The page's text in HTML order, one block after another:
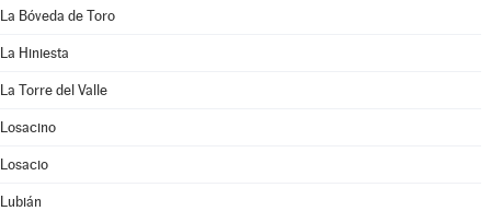
La Bóveda de Toro
La Hiniesta
La Torre del Valle
Losacino
Losacio
Lubián